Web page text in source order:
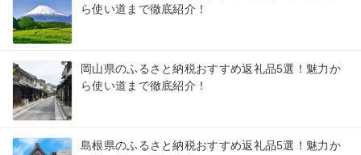
ら使い道まで徹底紹介！
岡山県のふるさと納税おすすめ返礼品5選！魅力か
ら使い道まで徹底紹介！
島根県のふるさと納税おすすめ返礼品5選！魅力か